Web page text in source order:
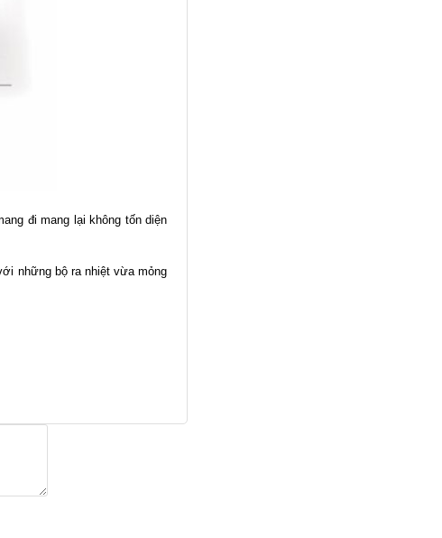
đi mang lại không tốn diện
những bộ ra nhiệt vừa mỏng